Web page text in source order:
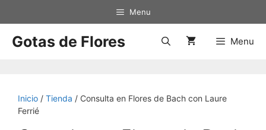
Menu
Gotas de Flores Menu
Inicio / Tienda / Consulta en Flores de Bach con Laure
Ferrié